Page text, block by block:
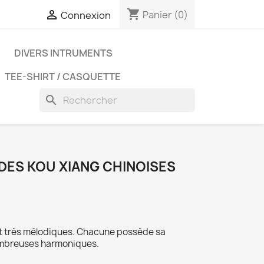
 Connexion shopping_cart Panier (0)
DIVERS INTRUMENTS
TEE-SHIRT / CASQUETTE
search
KOU XIANG CHINOISES
mélodiques. Chacune possède sa
harmoniques.